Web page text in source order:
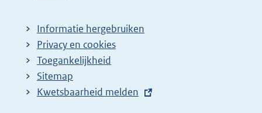
Informatie hergebruiken
Privacy en cookies
Toegankelijkheid
Sitemap
E
Kwetsbaarheid melden